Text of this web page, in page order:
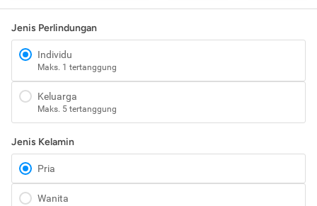
Jenis Perlindungan
Individu
Maks. 1 tertanggung
Keluarga
Maks. 5 tertanggung
Jenis Kelamin
Pria
Wanita